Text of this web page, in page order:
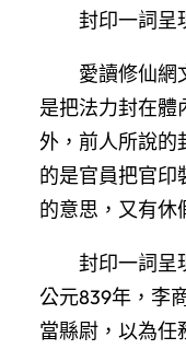
封印一詞呈
愛讀修仙網
是把法力封在體
外，前人所說的
的是官員把官印
的意思，又有休
封印一詞呈
公元839年，李
當縣尉，以為任